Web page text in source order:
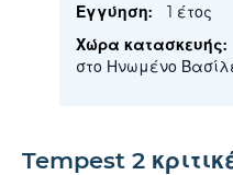
1 έτος
στο Ηνωμένο
Tempest 2